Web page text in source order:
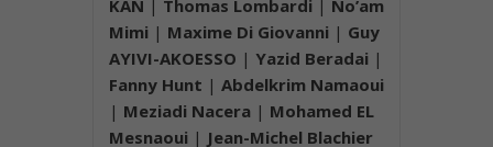
KAN | Thomas Lombardi | No’am
Mimi | Maxime Di Giovanni | Guy
AYIVI-AKOESSO | Yazid Beradai |
Fanny Hunt | Abdelkrim Namaoui
| Meziadi Nacera | Mohamed EL
Mesnaoui | Jean-Michel Blachier